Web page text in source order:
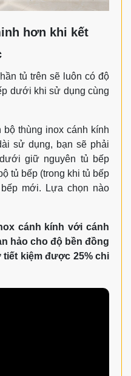
hơn khi kết
tủ trên sẽ luôn có độ
dưới khi sử dụng cùng
thùng inox cánh kính
sử dụng, bạn sẽ phải
giữ nguyên tủ bếp
tủ bếp (trong khi tủ bếp
mới. Lựa chọn nào
cánh kính với cánh
hảo cho độ bền đồng
kiệm được 25% chi